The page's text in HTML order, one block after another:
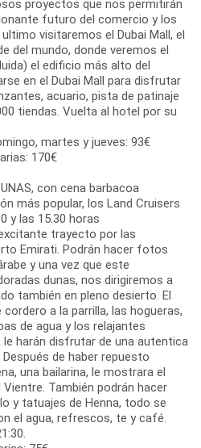
proyectos que nos permitirán
futuro del comercio y los
visitaremos el Dubai Mall, el
del mundo, donde veremos el
el edificio más alto del
en el Dubai Mall para disfrutar
acuario, pista de patinaje
tiendas. Vuelta al hotel por su
martes y jueves: 93€
170€
con cena barbacoa
más popular, los Land Cruisers
y las 15.30 horas
trayecto por las
Emirati. Podrán hacer fotos
y una vez que este
dunas, nos dirigiremos a
también en pleno desierto. El
a la parrilla, las hogueras,
de agua y los relajantes
harán disfrutar de una autentica
de haber repuesto
una bailarina, le mostrara el
También podrán hacer
y tatuajes de Henna, todo se
el agua, refrescos, te y café.